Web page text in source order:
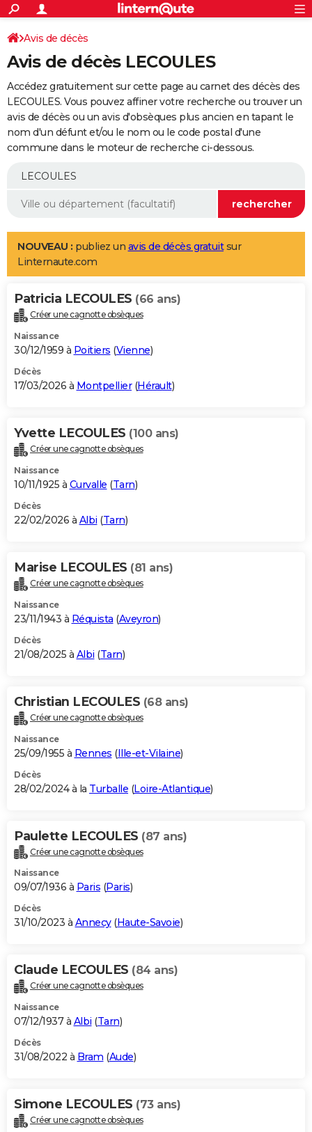
ACTUALITÉS
Politique
Société
Faits Divers
Education
Monde
Villes
+
SPORT
Coupe du monde 2026
Football
Tennis
Cyclisme
Rugby
Forum
Programme TV
TNTStreaming
Cinéma
Sorties cinéma
Musique
+FINANCE
Retraite
Epargne
Immobilier
Risques naturels par ville
Banque
Assurance
AUTO
Essais
Réserver un essai
Citadines
Berlines
SUV
Forum auto
+
Mobiles
Meilleur smartphone
Internet
Ordinateurs
Jeux vidéo
Guide high-tech
Aménagement intérieur
LIFESTYLE
Art de vivre
Bien-être
Loisirs
Mode
Modes de vie
Alimentation
Guide de la santé
Maladies
Médicaments
Sommeil
VOYAGE
Destinations
City break
Voyage nature
Voyage de noces
Forum
Climat
+PHOTO
GUIDES D'ACHAT
BONS PLANS
Carte de Noël
Carte Bonne année
Carte Saint-Valentin
Carte Pâques
Carte d'anniversaire
DICTIONNAIRE
Dictionnaire
Biographies
Citations
Expressions
Proverbes
PROGRAMME TV
S'inscrire
Se connecter
Lycées
Collèges
Primaires
Universités
Entreprises
Service militaire
Avis de recherche
AVIS DE DÉCÈS
Bricolage
Lifestyle
Culture
Sport
Auto
Television
Voyage
Cinema
Avis de décès
Avis de décès LECOULES
Accédez gratuitement sur cette page au carnet des décès des
LECOULES. Vous pouvez affiner votre recherche ou trouver un
avis de décès ou un avis d'obsèques plus ancien en tapant le
nom d'un défunt et/ou le nom ou le code postal d'une
commune dans le moteur de recherche ci-dessous.
NOUVEAU : publiez un avis de décès gratuitsur
Linternaute.com
Patricia LECOULES (66 ans)
Créer une cagnotte obsèques
Naissance
30/12/1959 à Poitiers (Vienne)
Décès
17/03/2026 à Montpellier(Hérault)
Yvette LECOULES (100 ans)
Créer une cagnotte obsèques
Naissance
10/11/1925 à Curvalle (Tarn)
Décès
22/02/2026 à Albi (Tarn)
Marise LECOULES (81 ans)
Créer une cagnotte obsèques
Naissance
23/11/1943 à Réquista (Aveyron)
Décès
21/08/2025 à Albi (Tarn)
Christian LECOULES (68 ans)
Créer une cagnotte obsèques
Naissance
25/09/1955 à Rennes (Ille-et-Vilaine)
Décès
28/02/2024 à la Turballe (Loire-Atlantique)
Paulette LECOULES (87 ans)
Créer une cagnotte obsèques
Naissance
09/07/1936 à Paris (Paris)
Décès
31/10/2023 à Annecy(Haute-Savoie)
Claude LECOULES (84 ans)
Créer une cagnotte obsèques
Naissance
07/12/1937 à Albi (Tarn)
Décès
31/08/2022 à Bram (Aude)
Simone LECOULES (73 ans)
Créer une cagnotte obsèques